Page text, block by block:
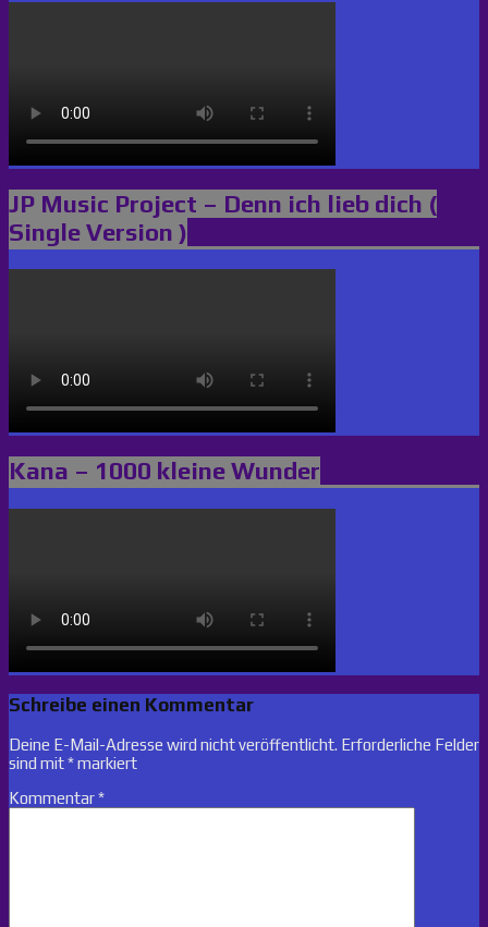
JP Music Project – Denn ich lieb dich (
Single Version )
Kana – 1000 kleine Wunder
Schreibe einen Kommentar
Deine E-Mail-Adresse wird nicht veröffentlicht. Erforderliche Felder
sind mit*markiert
Kommentar*